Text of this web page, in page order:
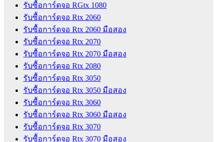
รับซื้อการ์ดจอ RGtx 1080
รับซื้อการ์ดจอ Rtx 2060
รับซื้อการ์ดจอ Rtx 2060 มือสอง
รับซื้อการ์ดจอ Rtx 2070
รับซื้อการ์ดจอ Rtx 2070 มือสอง
รับซื้อการ์ดจอ Rtx 2080
รับซื้อการ์ดจอ Rtx 3050
รับซื้อการ์ดจอ Rtx 3050 มือสอง
รับซื้อการ์ดจอ Rtx 3060
รับซื้อการ์ดจอ Rtx 3060 มือสอง
รับซื้อการ์ดจอ Rtx 3070
รับซื้อการ์ดจอ Rtx 3070 มือสอง